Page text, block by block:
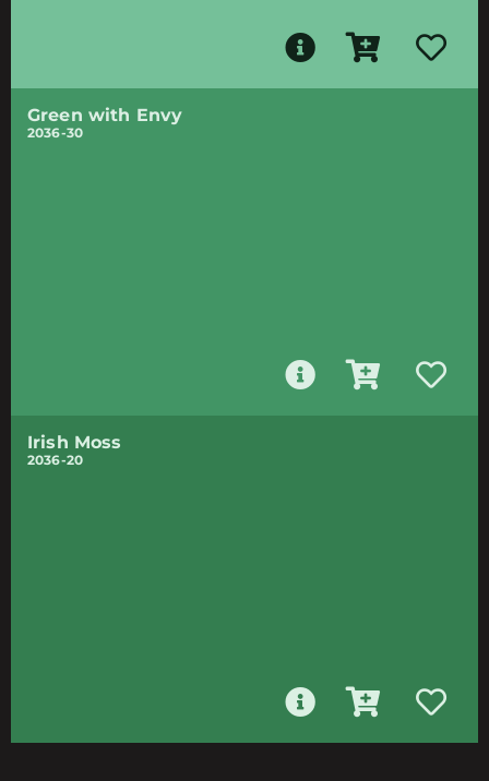
Green with Envy
2036-30
Irish Moss
2036-20